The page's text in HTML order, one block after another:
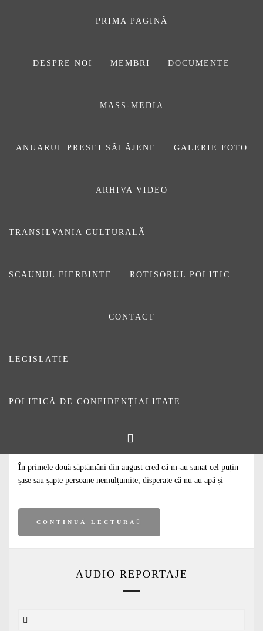
PRIMA PAGINĂ
DESPRE NOI MEMBRI DOCUMENTE
MASS-MEDIA
ANUARUL PRESEI SĂLĂJENE GALERIE FOTO
ARHIVA VIDEO
TRANSILVANIA CULTURALĂ
SCAUNUL FIERBINTE ROTISORUL POLITIC
CONTACT
LEGISLAȚIE
POLITICĂ DE CONFIDENȚIALITATE
ASOCIAŢIA
DIN SĂLAJ
În primele două săptămâni din august cred că m-au sunat cel puțin
șase sau șapte persoane nemulțumite, disperate că nu au apă și
CONTINUĂ LECTURA
AUDIO REPORTAJE